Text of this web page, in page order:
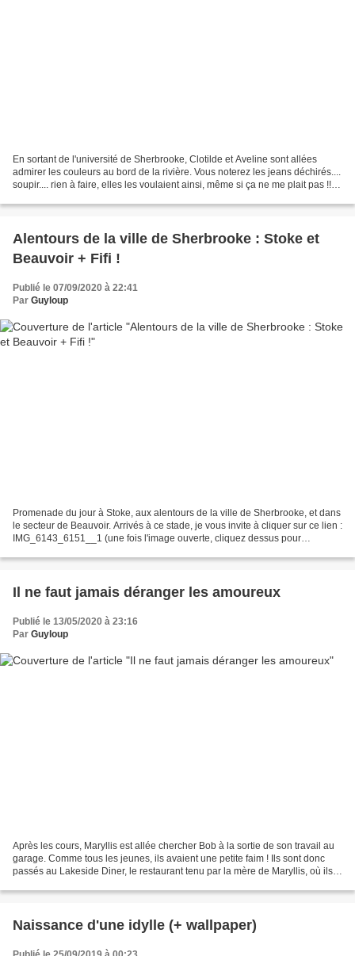
En sortant de l'université de Sherbrooke, Clotilde et Aveline sont allées
admirer les couleurs au bord de la rivière. Vous noterez les jeans déchirés....
soupir.... rien à faire, elles les voulaient ainsi, même si ça ne me plait pas !! Il
Alentours de la ville de Sherbrooke : Stoke et
Beauvoir + Fifi !
Publié le 07/09/2020 à 22:41
Par Guyloup
Promenade du jour à Stoke, aux alentours de la ville de Sherbrooke, et dans
le secteur de Beauvoir. Arrivés à ce stade, je vous invite à cliquer sur ce lien :
IMG_6143_6151__1 (une fois l'image ouverte, cliquez dessus pour
Il ne faut jamais déranger les amoureux
Publié le 13/05/2020 à 23:16
Par Guyloup
Après les cours, Maryllis est allée chercher Bob à la sortie de son travail au
garage. Comme tous les jeunes, ils avaient une petite faim ! Ils sont donc
passés au Lakeside Diner, le restaurant tenu par la mère de Maryllis, où ils
Naissance d'une idylle (+ wallpaper)